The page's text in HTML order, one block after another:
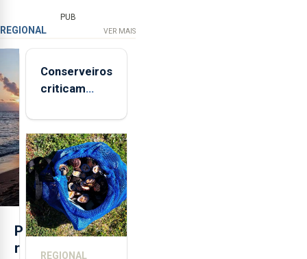
PUB
REGIONAL VER MAIS
P
r
Conserveiros
criticam
brancas com
selo Marca
Açores
REGIONAL